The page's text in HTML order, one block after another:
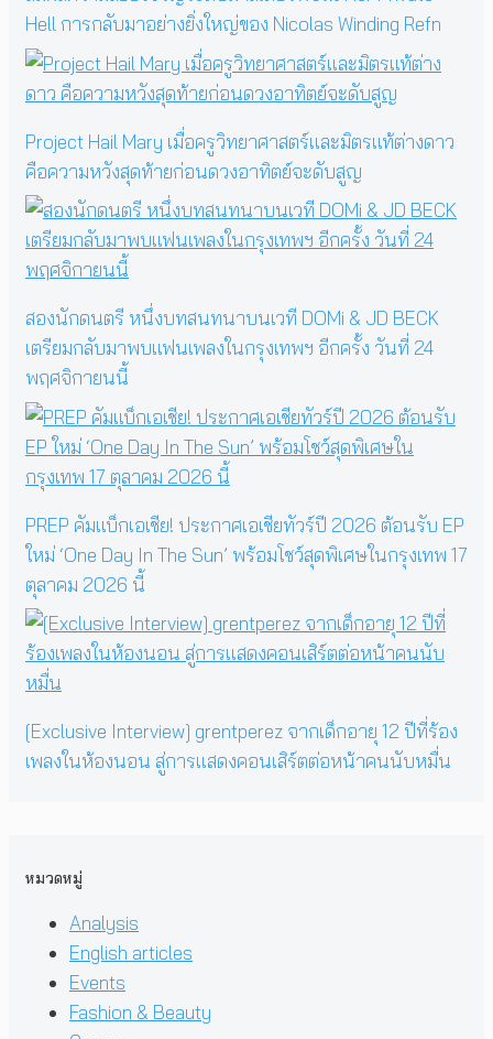
Hell การกลับมาอย่างยิ่งใหญ่ของ Nicolas Winding Refn
Project Hail Mary เมื่อครูวิทยาศาสตร์และมิตรแท้ต่างดาว
คือความหวังสุดท้ายก่อนดวงอาทิตย์จะดับสูญ
สองนักดนตรี หนึ่งบทสนทนาบนเวที DOMi & JD BECK
เตรียมกลับมาพบแฟนเพลงในกรุงเทพฯ อีกครั้ง วันที่ 24
พฤศจิกายนนี้
PREP คัมแบ็กเอเชีย! ประกาศเอเชียทัวร์ปี 2026 ต้อนรับ EP
ใหม่ ‘One Day In The Sun’ พร้อมโชว์สุดพิเศษในกรุงเทพ 17
ตุลาคม 2026 นี้
[Exclusive Interview] grentperez จากเด็กอายุ 12 ปีที่ร้อง
เพลงในห้องนอน สู่การแสดงคอนเสิร์ตต่อหน้าคนนับหมื่น
หมวดหมู่
Analysis
English articles
Events
Fashion & Beauty